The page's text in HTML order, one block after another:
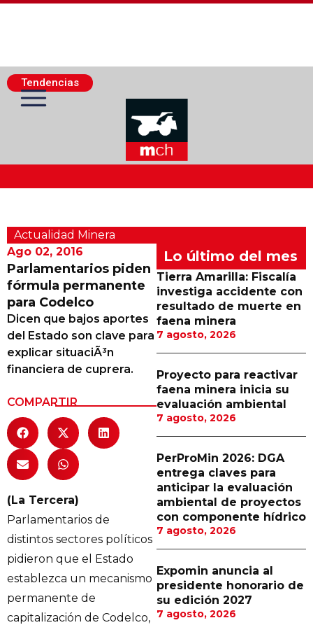
Tendencias
Actualidad Minera
Minería Superficie
Minerí­a Subterránea
Proveedores
Canal Digital
Calendario de Eventos
Revistas Digital
Siguenos
Actualidad Minera
Ago 02, 2016
Parlamentarios piden
fórmula permanente
para Codelco
Dicen que bajos aportes
del Estado son clave para
explicar situaciÃ³n
financiera de cuprera.
COMPARTIR
(La Tercera)
Parlamentarios de
distintos sectores políticos
pidieron que el Estado
establezca un mecanismo
permanente de
capitalización de Codelco,
Lo último del mes
Tierra Amarilla: Fiscalía
investiga accidente con
resultado de muerte en
faena minera
7 agosto, 2026
Proyecto para reactivar
faena minera inicia su
evaluación ambiental
7 agosto, 2026
PerProMin 2026: DGA
entrega claves para
anticipar la evaluación
ambiental de proyectos
con componente hídrico
7 agosto, 2026
Expomin anuncia al
presidente honorario de
su edición 2027
7 agosto, 2026